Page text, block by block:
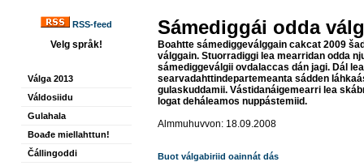
RSS-feed
Velg språk!
Válga 2013
Váldosiidu
Gulahala
Boađe miellahttun!
Čállingoddi
Sámediggái odda
Boahtte sámediggeválggain cakcat 2009
válggain. Stuorradiggi lea mearridan odda
sámediggeválgii ovdalaccas dán jagi. Dál
searvadahttindepartemeanta sádden
gulaskuddamii. Vástidanáigemearri lea
logat deháleamos nuppástemiid.
Almmuhuvvon: 18.09.2008
Buot válgabiriid oainnát dás